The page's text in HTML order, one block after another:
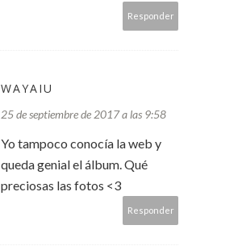
Responder
WAYAIU
25 de septiembre de 2017 a las 9:58
Yo tampoco conocía la web y
queda genial el álbum. Qué
preciosas las fotos <3
Responder